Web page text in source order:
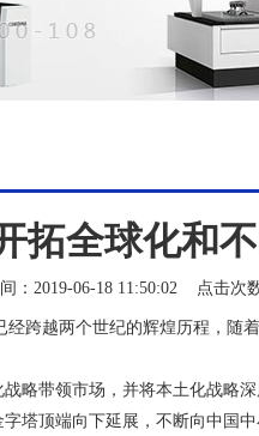
拓全球化和
：2019-06-18 11:50:02 点击次
跨越两个世纪的辉煌历程，随
带领市场，并将本土化战略
塔顶端向下延展，不断向中国